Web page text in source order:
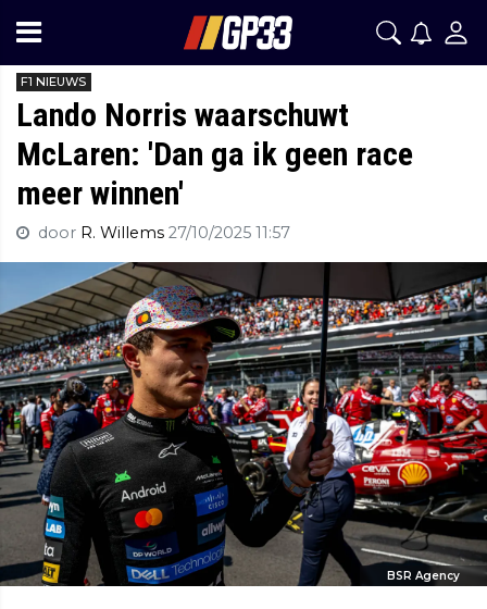
F1 NIEUWS
Lando Norris waarschuwt
McLaren: 'Dan ga ik geen race
meer winnen'
door R. Willems 27/10/2025 11:57
BSR Agency